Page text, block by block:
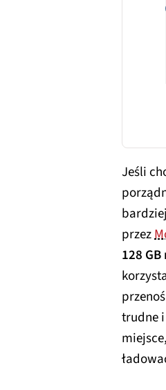
Jeśli
przez
128
trudne